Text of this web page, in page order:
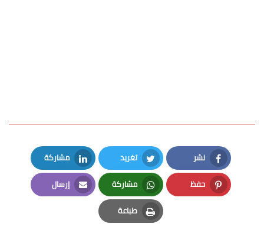
نشر
Facebook
تغريد
Twitter
مشاركة
LinkedIn
حفظ
Pinterest
مشاركة
Whatsapp
إرسال
Email
طباعة
Print